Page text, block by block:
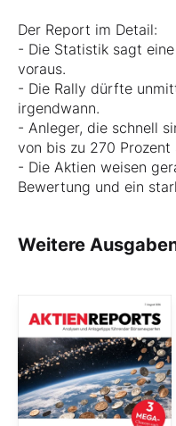
Der Report im Detail:
- Die Statistik sagt
voraus.
- Die Rally dürfte
irgendwann.
- Anleger, die schnell
von bis zu 270 Prozent
- Die Aktien weisen
Bewertung und ein
Weitere